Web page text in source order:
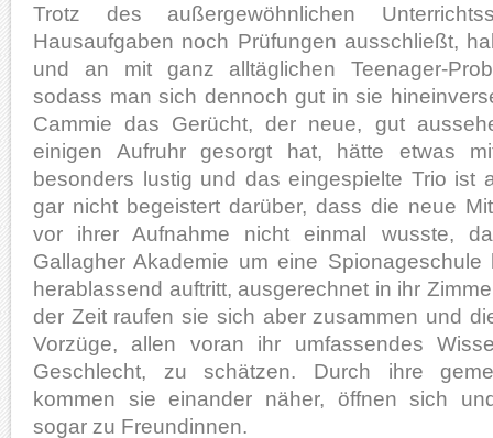
Trotz des außergewöhnlichen
Hausaufgaben noch Prüfungen ausschließt,
und an mit ganz alltäglichen Teenager-
sodass man sich dennoch gut in sie
Cammie das Gerücht, der neue, gut
einigen Aufruhr gesorgt hat, hätte etwas
besonders lustig und das eingespielte Trio ist
gar nicht begeistert darüber, dass die neue
vor ihrer Aufnahme nicht einmal wusste,
Gallagher Akademie um eine
herablassend auftritt, ausgerechnet in ihr
der Zeit raufen sie sich aber zusammen und
Vorzüge, allen voran ihr umfassendes
Geschlecht, zu schätzen. Durch ihre
kommen sie einander näher, öffnen sich
sogar zu Freundinnen.